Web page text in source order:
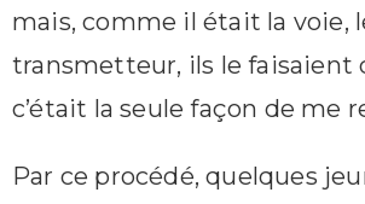
mais, comme il était la voie,
transmetteur, ils le faisaient
c’était la seule façon de me
Par ce procédé, quelques